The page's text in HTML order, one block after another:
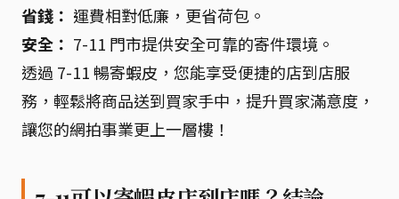
省錢： 運費相對低廉，更省荷包。
安全： 7-11 門市提供安全可靠的寄件環境。
透過 7-11 暢寄蝦皮，您能享受便捷的店到店服
務，輕鬆將商品送到買家手中，提升買家滿意度，
讓您的網拍事業更上一層樓！